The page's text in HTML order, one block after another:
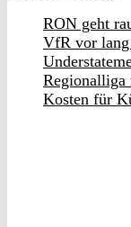
RON geht
VfR vor lang
Regionalliga
Kosten für